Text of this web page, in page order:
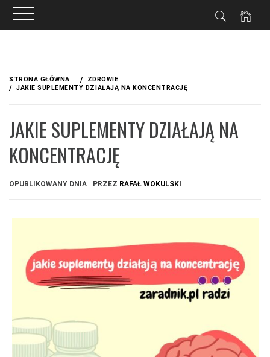
treściSTRONA GŁÓWNA
ZDROWIE
JAKIE SUPLEMENTY DZIAŁAJĄ NA KONCENTRACJĘ
JAKIE SUPLEMENTY DZIAŁAJĄ NA
KONCENTRACJĘ
OPUBLIKOWANY DNIA PRZEZ RAFAŁ WOKULSKI